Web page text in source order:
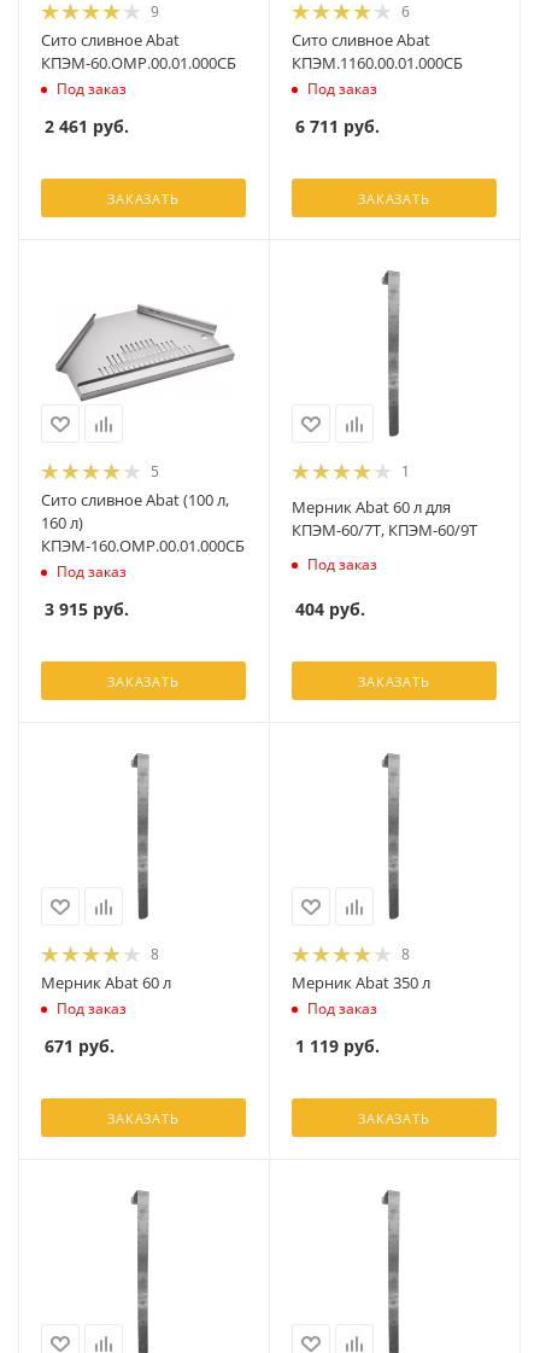
9
Сито сливное Abat
КПЭМ-60.ОМР.00.01.000СБ
Под заказ
2 461 руб.
ЗАКАЗАТЬ
6
Сито сливное Abat
КПЭМ.1160.00.01.000СБ
Под заказ
6 711 руб.
ЗАКАЗАТЬ
5
Сито сливное Abat (100 л,
160 л)
КПЭМ-160.ОМР.00.01.000СБ
Под заказ
3 915 руб.
ЗАКАЗАТЬ
1
Мерник Abat 60 л для
КПЭМ-60/7Т, КПЭМ-60/9Т
Под заказ
404 руб.
ЗАКАЗАТЬ
8
Мерник Abat 60 л
Под заказ
671 руб.
ЗАКАЗАТЬ
8
Мерник Abat 350 л
Под заказ
1 119 руб.
ЗАКАЗАТЬ